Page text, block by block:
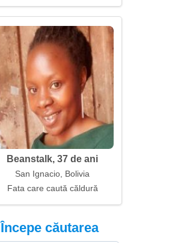
Beanstalk, 37 de ani
San Ignacio, Bolivia
Fata care caută căldură
Începe căutarea